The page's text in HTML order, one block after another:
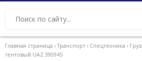
Главная страница › Транспорт › Спецтехника ›
тентовый UAZ 390945